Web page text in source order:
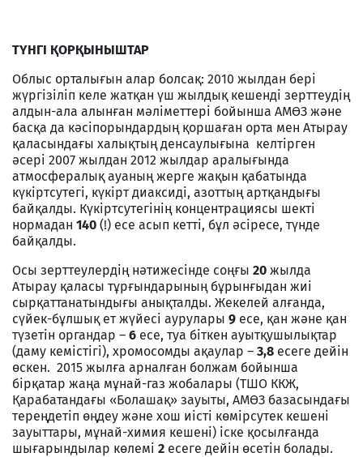
ТҮНГІ ҚОРҚЫНЫШТАР
Облыс орталығын алар болсақ: 2010 жылдан бері
жүргізіліп келе жатқан үш жылдық кешенді зерттеудің
алдын-ала алынған мәліметтері бойынша АМӨЗ және
басқа да кәсіпорындардың қоршаған орта мен Атырау
қаласындағы халықтың денсаулығына келтірген
әсері 2007 жылдан 2012 жылдар аралығында
атмосфералық ауаның жерге жақын қабатында
күкіртсутегі, күкірт диаксиді, азоттың артқандығы
байқалды. Күкіртсутегінің концентрациясы шекті
нормадан 140 (!) есе асып кетті, бұл әсіресе, түнде
байқалды.
Осы зерттеулердің нәтижесінде соңғы 20 жылда
Атырау қаласы тұрғындарының бұрынғыдан жиі
сырқаттанатындығы анықталды. Жекелей алғанда,
сүйек-бұлшық ет жүйесі аурулары 9 есе, қан және қан
түзетін органдар – 6 есе, туа біткен ауытқушылықтар
(даму кемістігі), хромосомды ақаулар – 3,8 есеге дейін
өскен. 2015 жылға арналған болжам бойынша
бірқатар жаңа мұнай-газ жобалары (ТШО ККЖ,
Қарабатандағы «Болашақ» зауыты, АМӨЗ базасындағы
тереңдетіп өңдеу және хош иісті көмірсутек кешені
зауыттары, мұнай-химия кешені) іске қосылғанда
шығарындылар көлемі 2 есеге дейін өсетін болады.